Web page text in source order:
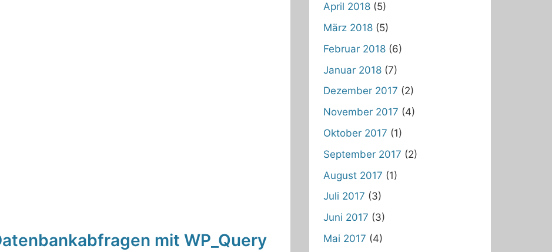
mit WP_Query
April 2018(5)
März 2018(5)
Februar 2018(6)
Januar 2018(7)
Dezember 2017 (2)
November 2017 (4)
Oktober 2017 (1)
September 2017 (2)
August 2017 (1)
Juli 2017 (3)
Juni 2017 (3)
Mai 2017 (4)